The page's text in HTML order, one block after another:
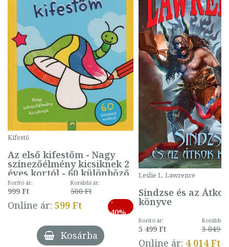
Kifestő
Az első kifestőm - Nagy
színezőélmény kicsiknek 2
éves kortól - 60 különböző
mintával (gombás)
Borító ár:
999 Ft
Korábbi ár:
500 Ft
Online ár: 599 Ft
-
40%
Kosárba
Leslie L. Lawrence
Sindzse és az Átkok
könyve
Borító ár:
5 499 Ft
Korábbi
3 849 Ft
Online ár: 4 014 Ft